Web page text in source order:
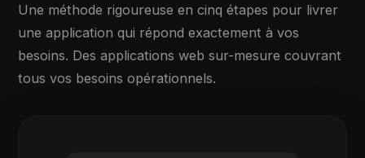
Une méthode rigoureuse en cinq étapes pour livrer
une application qui répond exactement à vos
besoins. Des applications web sur-mesure couvrant
tous vos besoins opérationnels.